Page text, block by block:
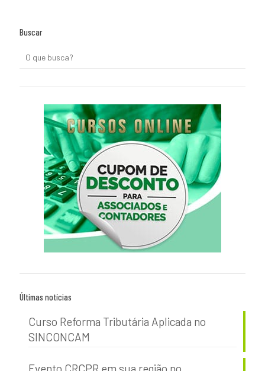
Buscar
Últimas notícias
Curso Reforma Tributária Aplicada no
SINCONCAM